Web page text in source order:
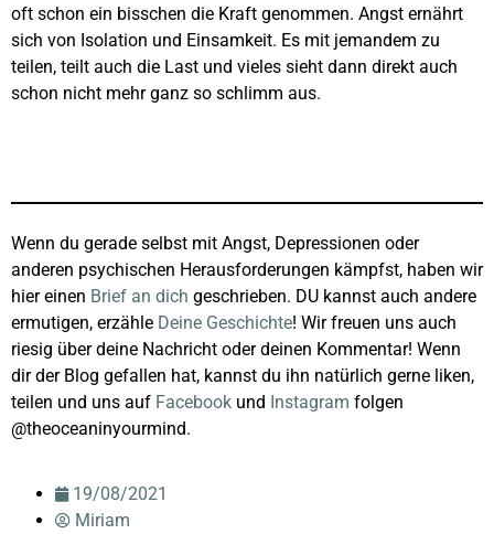
oft schon ein bisschen die Kraft genommen. Angst ernährt
sich von Isolation und Einsamkeit. Es mit jemandem zu
teilen, teilt auch die Last und vieles sieht dann direkt auch
schon nicht mehr ganz so schlimm aus.
Wenn du gerade selbst mit Angst, Depressionen oder
anderen psychischen Herausforderungen kämpfst, haben wir
hier einen Brief an dich geschrieben. DU kannst auch andere
ermutigen, erzähle Deine Geschichte! Wir freuen uns auch
riesig über deine Nachricht oder deinen Kommentar! Wenn
dir der Blog gefallen hat, kannst du ihn natürlich gerne liken,
teilen und uns auf Facebook und Instagram folgen
@theoceaninyourmind.
19/08/2021
Miriam